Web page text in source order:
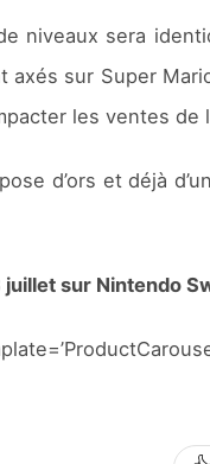
niveaux sera
sur Super
les ventes de
d’ors et déjà
juillet sur Nintendo